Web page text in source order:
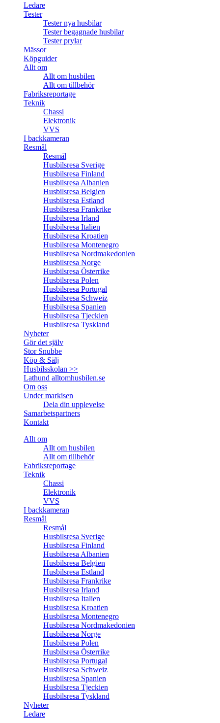
Ledare
Tester
Tester nya husbilar
Tester begagnade husbilar
Tester prylar
Mässor
Köpguider
Allt om
Allt om husbilen
Allt om tillbehör
Fabriksreportage
Teknik
Chassi
Elektronik
VVS
I backkameran
Resmål
Resmål
Husbilsresa Sverige
Husbilsresa Finland
Husbilsresa Albanien
Husbilsresa Belgien
Husbilsresa Estland
Husbilsresa Frankrike
Husbilsresa Irland
Husbilsresa Italien
Husbilsresa Kroatien
Husbilsresa Montenegro
Husbilsresa Nordmakedonien
Husbilsresa Norge
Husbilsresa Österrike
Husbilsresa Polen
Husbilsresa Portugal
Husbilsresa Schweiz
Husbilsresa Spanien
Husbilsresa Tjeckien
Husbilsresa Tyskland
Nyheter
Gör det själv
Stor Snubbe
Köp & Sälj
Husbilsskolan >>
Lathund alltomhusbilen.se
Om oss
Under markisen
Dela din upplevelse
Samarbetspartners
Kontakt
Allt om
Allt om husbilen
Allt om tillbehör
Fabriksreportage
Teknik
Chassi
Elektronik
VVS
I backkameran
Resmål
Resmål
Husbilsresa Sverige
Husbilsresa Finland
Husbilsresa Albanien
Husbilsresa Belgien
Husbilsresa Estland
Husbilsresa Frankrike
Husbilsresa Irland
Husbilsresa Italien
Husbilsresa Kroatien
Husbilsresa Montenegro
Husbilsresa Nordmakedonien
Husbilsresa Norge
Husbilsresa Polen
Husbilsresa Österrike
Husbilsresa Portugal
Husbilsresa Schweiz
Husbilsresa Spanien
Husbilsresa Tjeckien
Husbilsresa Tyskland
Nyheter
Ledare